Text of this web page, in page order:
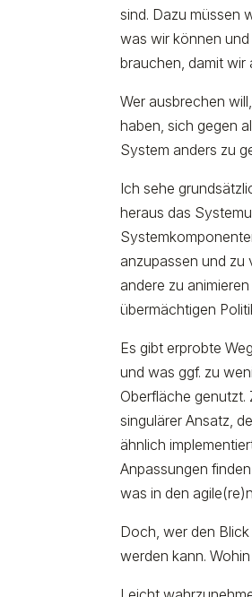
sind. Dazu müssen
was wir können
brauchen, damit wir
Wer ausbrechen
haben, sich gegen
System anders zu
Ich sehe
heraus das
anzupassen und zu
andere zu
übermächtigen
Es gibt erprobte
und was ggf. zu
Oberfläche
singulärer Ansatz,
ähnlich
Anpassungen
was in den
Doch, wer den
werden kann.